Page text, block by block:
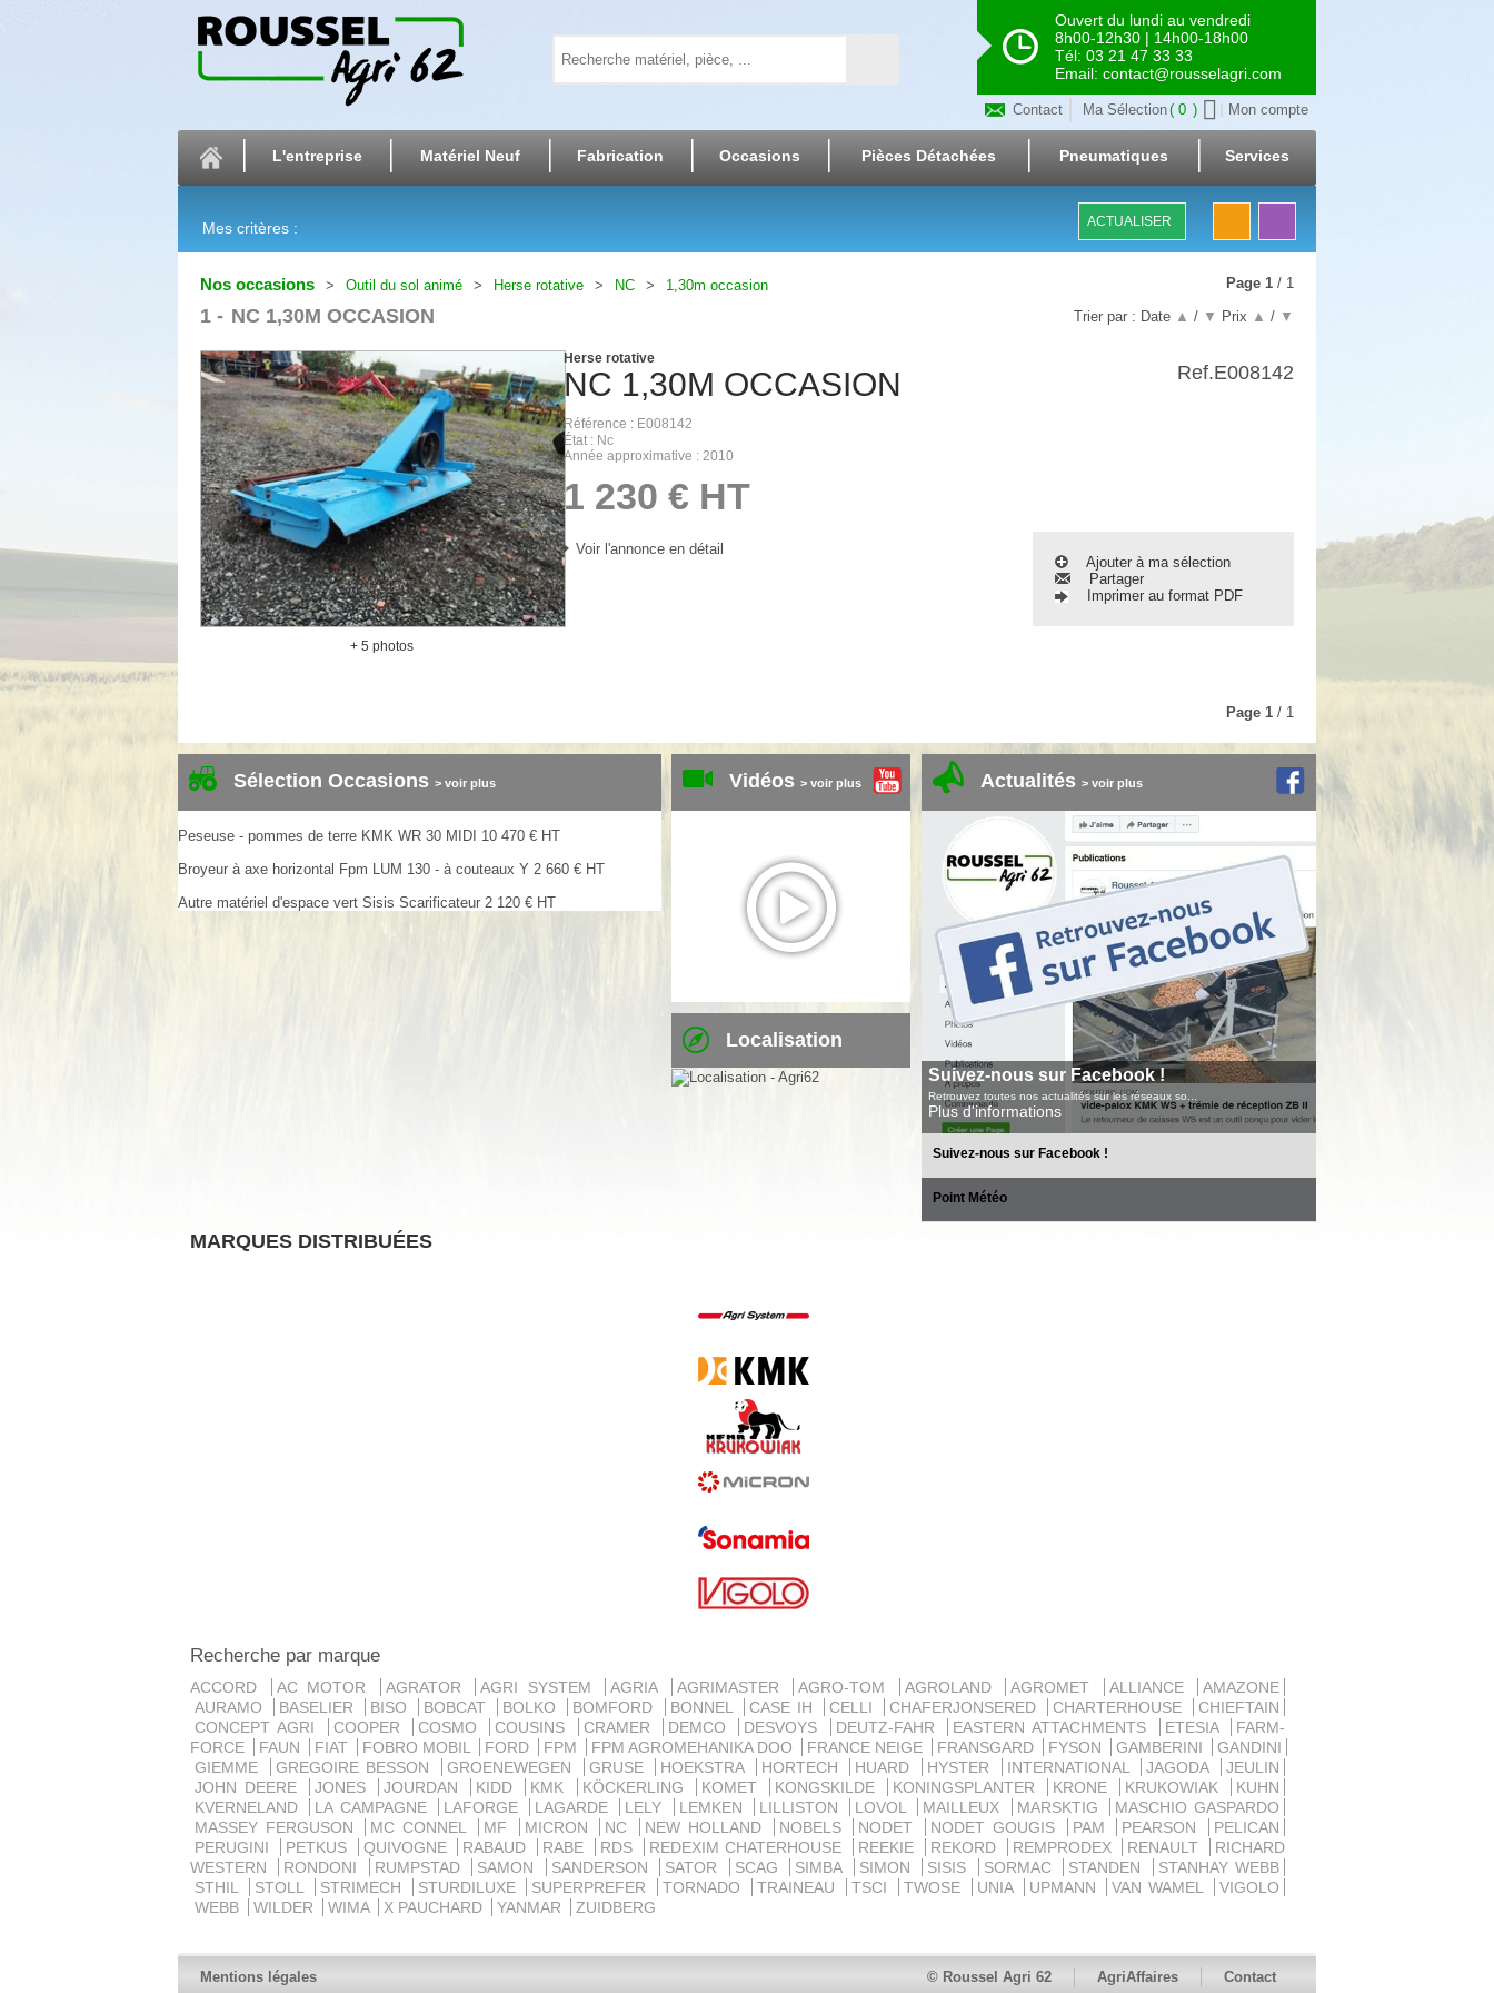
Ouvert du lundi au vendredi
8h00-12h30 | 14h00-18h00
Tél: 03 21 47 33 33
Email: contact@rousselagri.com
Contact Ma Sélection 0 Mon compte
L'entreprise Matériel Neuf Fabrication Occasions Pièces Détachées Pneumatiques Services
Mes critères : ACTUALISER
Nos occasions Outil du sol animé Herse rotative NC 1,30m occasion
1 NC 1,30M OCCASION Trier par : Date ▲ / ▼ Prix ▲ / ▼
Page 1 / 1
+ 5 photos
NC 1,30M OCCASION
Herse rotative
Référence
E008142
État
Nc
Année approximative
2010
1 230 € HT
Voir l'annonce en détail
Ref.E008142
Ajouter à ma sélection
Partager
Imprimer au format PDF
Page 1 / 1
Sélection Occasions > voir plus
Peseuse - pommes de terre KMK WR 30 MIDI 10 470 € HT
Broyeur à axe horizontal Fpm LUM 130 - à couteaux Y 2 660 € HT
Autre matériel d'espace vert Sisis Scarificateur 2 120 € HT
Vidéos > voir plus
Localisation
Actualités > voir plus
Suivez-nous sur Facebook !
Retrouvez toutes nos actualités sur les réseaux so...
Plus d'informations
Suivez-nous sur Facebook !
Point Météo
MARQUES DISTRIBUÉES
Recherche par marque
ACCORD AC MOTOR AGRATOR AGRI SYSTEM AGRIA AGRIMASTER AGRO-TOM AGROLAND AGROMET ALLIANCE
AMAZONE
AURAMO
BASELIER BISO BOBCAT BOLKO BOMFORD BONNEL CASE IH CELLI CHAFERJONSERED CHARTERHOUSE
CHIEFTAIN
CONCEPT AGRI
COOPER COSMO COUSINS CRAMER DEMCO DESVOYS DEUTZ-FAHR EASTERN ATTACHMENTS ETESIA
FARM-
FORCE
FAUN FIAT FOBRO MOBIL FORD FPM FPM AGROMEHANIKA DOO FRANCE NEIGE FRANSGARD FYSON GAMBERINI
GANDINI
GIEMME
GREGOIRE BESSON GROENEWEGEN GRUSE HOEKSTRA HORTECH HUARD HYSTER INTERNATIONAL JAGODA
JEULIN
JOHN DEERE
JONES JOURDAN KIDD KMK KÖCKERLING KOMET KONGSKILDE KONINGSPLANTER KRONE KRUKOWIAK
KUHN
KVERNELAND
LA CAMPAGNE LAFORGE LAGARDE LELY LEMKEN LILLISTON LOVOL MAILLEUX MARSKTIG
MASCHIO GASPARDO
MASSEY FERGUSON
MC CONNEL MF MICRON NC NEW HOLLAND NOBELS NODET NODET GOUGIS PAM PEARSON
PELICAN
PERUGINI
PETKUS QUIVOGNE RABAUD RABE RDS REDEXIM CHATERHOUSE REEKIE REKORD REMPRODEX RENAULT
RICHARD
WESTERN
RONDONI RUMPSTAD SAMON SANDERSON SATOR SCAG SIMBA SIMON SISIS SORMAC STANDEN
STANHAY WEBB
STHIL
STOLL STRIMECH STURDILUXE SUPERPREFER TORNADO TRAINEAU TSCI TWOSE UNIA UPMANN VAN WAMEL
VIGOLO
WEBB
WILDER WIMA X PAUCHARD YANMAR ZUIDBERG
Mentions légales © Roussel Agri 62 AgriAffaires Contact